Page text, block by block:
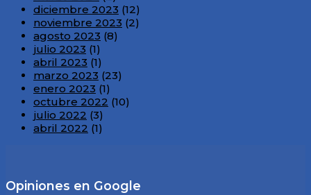
diciembre 2023 (12)
noviembre 2023 (2)
agosto 2023 (8)
julio 2023 (1)
abril 2023 (1)
marzo 2023 (23)
enero 2023 (1)
octubre 2022 (10)
julio 2022 (3)
abril 2022 (1)
Opiniones en Google